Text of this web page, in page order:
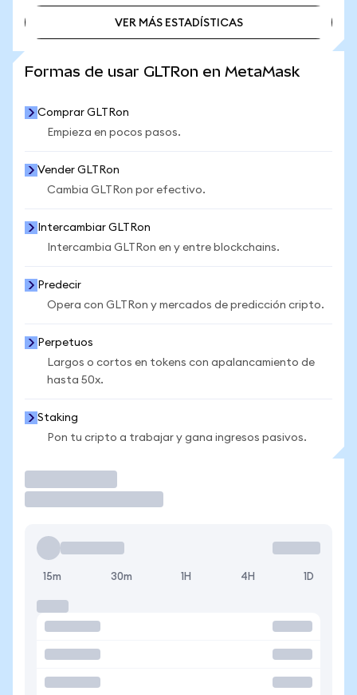
VER MÁS ESTADÍSTICAS
Formas de usar GLTRon en MetaMask
Comprar GLTRon
Empieza en pocos pasos.
Vender GLTRon
Cambia GLTRon por efectivo.
Intercambiar GLTRon
Intercambia GLTRon en y entre blockchains.
Predecir
Opera con GLTRon y mercados de predicción cripto.
Perpetuos
Largos o cortos en tokens con apalancamiento de
hasta 50x.
Staking
Pon tu cripto a trabajar y gana ingresos pasivos.
15m 30m 1H 4H 1D